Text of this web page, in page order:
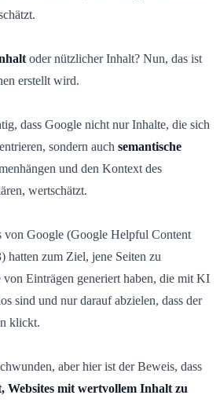
oder nützlicher Inhalt? Nun, das ist
erstellt wird.
dass Google nicht nur Inhalte, die sich
sondern auch semantische
und den Kontext des
wertschätzt.
von Google (Google Helpful Content
hatten zum Ziel, jene Seiten zu
von Einträgen generiert haben, die mit KI
sind und nur darauf abzielen, dass der
klickt.
aber hier ist der Beweis, dass
Websites mit wertvollem Inhalt zu